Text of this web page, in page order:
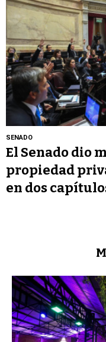
SENADO
El Senado dio
propiedad
en dos